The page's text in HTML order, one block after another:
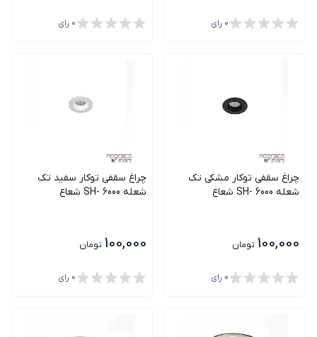
0 رای 0 رای
چراغ سقفی توکار مشکی تک
شعله SH- 6000 شعاع
100,000 تومان
0 رای
چراغ سقفی توکار سفید تک
شعله SH- 6000 شعاع
100,000 تومان
0 رای